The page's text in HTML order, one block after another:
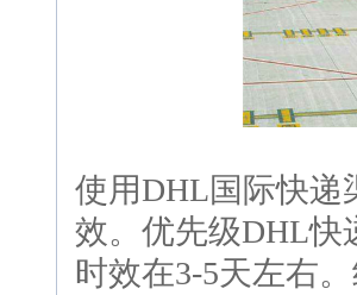
使用DHL国际快递
效。优先级DHL快
时效在3-5天左右